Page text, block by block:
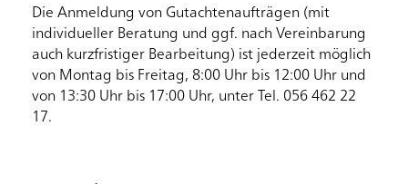
Die Anmeldung von Gutachtenaufträgen (mit
individueller Beratung und ggf. nach Vereinbarung
auch kurzfristiger Bearbeitung) ist jederzeit möglich
von Montag bis Freitag, 8:00 Uhr bis 12:00 Uhr und
von 13:30 Uhr bis 17:00 Uhr, unter Tel. 056 462 22
17.